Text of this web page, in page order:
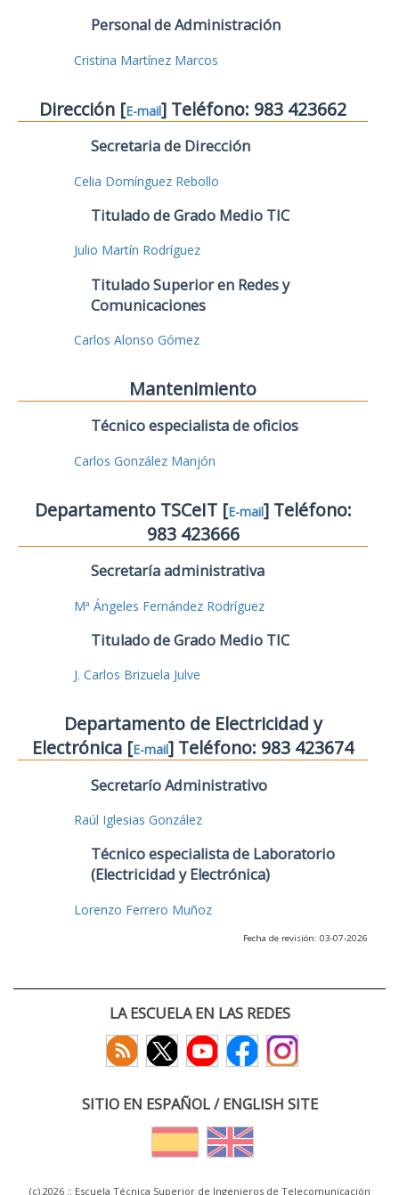
Personal de Administración
Cristina Martínez Marcos
Dirección [E-mail] Teléfono: 983 423662
Secretaria de Dirección
Celia Domínguez Rebollo
Titulado de Grado Medio TIC
Julio Martín Rodríguez
Titulado Superior en Redes y
Comunicaciones
Carlos Alonso Gómez
Mantenimiento
Técnico especialista de oficios
Carlos González Manjón
Departamento TSCeIT [E-mail] Teléfono:
983 423666
Secretaría administrativa
Mª Ángeles Fernández Rodríguez
Titulado de Grado Medio TIC
J. Carlos Brizuela Julve
Departamento de Electricidad y
Electrónica [E-mail] Teléfono: 983 423674
Secretarío Administrativo
Raúl Iglesias González
Técnico especialista de Laboratorio
(Electricidad y Electrónica)
Lorenzo Ferrero Muñoz
Fecha de revisión: 03-07-2026
LA ESCUELA EN LAS REDES
SITIO EN ESPAÑOL / ENGLISH SITE
(c) 2026 :: Escuela Técnica Superior de Ingenieros de Telecomunicación